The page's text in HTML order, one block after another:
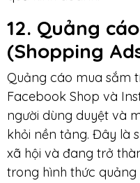
12. Quảng
(Shopping
Quảng cáo mua sắm
Facebook Shop và
người dùng duyệt và
khỏi nền tảng. Đây là
xã hội và đang trở
trong hình thức